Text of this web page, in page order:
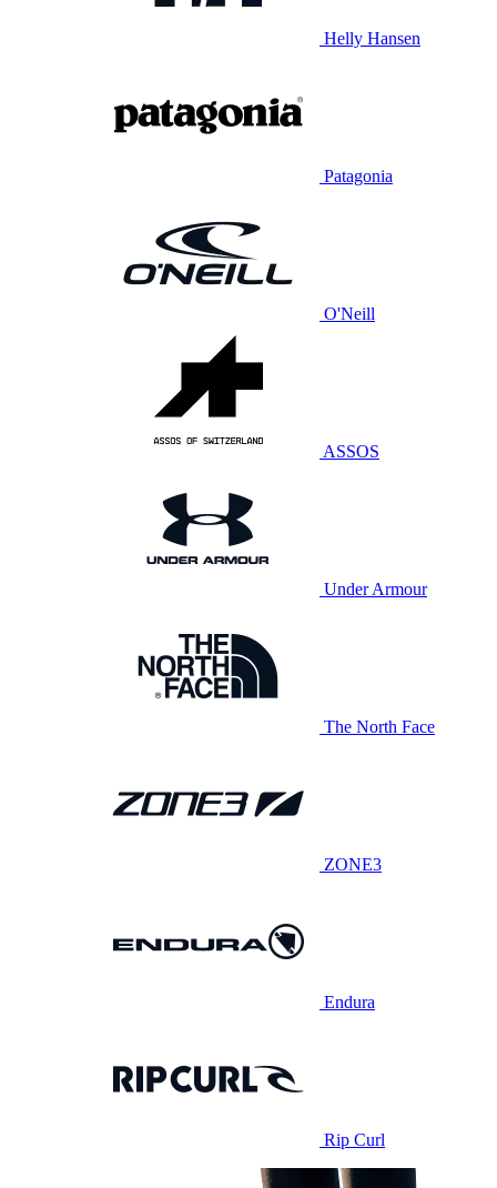
Helly Hansen
Patagonia
O'Neill
ASSOS
Under Armour
The North Face
ZONE3
Endura
Rip Curl